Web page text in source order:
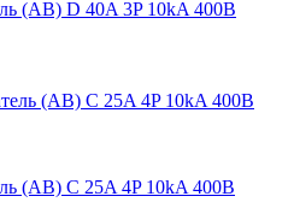
(АВ) D 40A 3P 10kA 400В
(АВ) C 25A 4P 10kA 400В